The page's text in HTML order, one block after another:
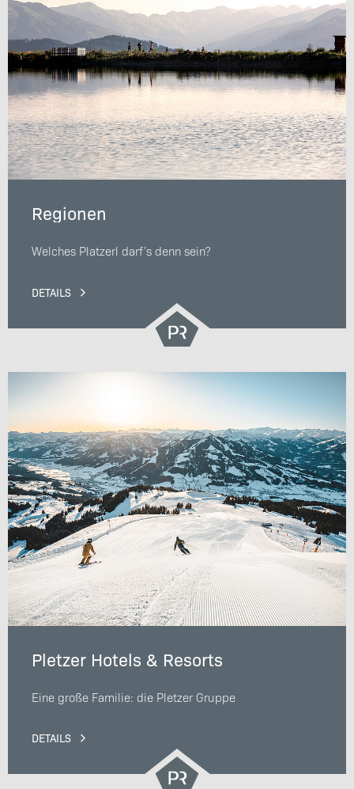
Regionen
Welches Platzerl darf’s denn sein?
DETAILS
Pletzer Hotels & Resorts
Eine große Familie: die Pletzer Gruppe
DETAILS